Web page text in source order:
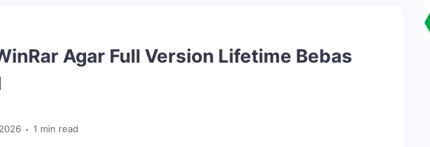
Agar Full Version Lifetime Bebas
1 min read